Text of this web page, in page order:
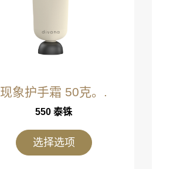
现象护手霜 50克。.
550泰铢
选择选项